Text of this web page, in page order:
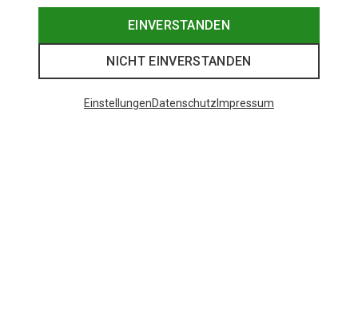
EINVERSTANDEN
NICHT EINVERSTANDEN
EinstellungenDatenschutz Impressum